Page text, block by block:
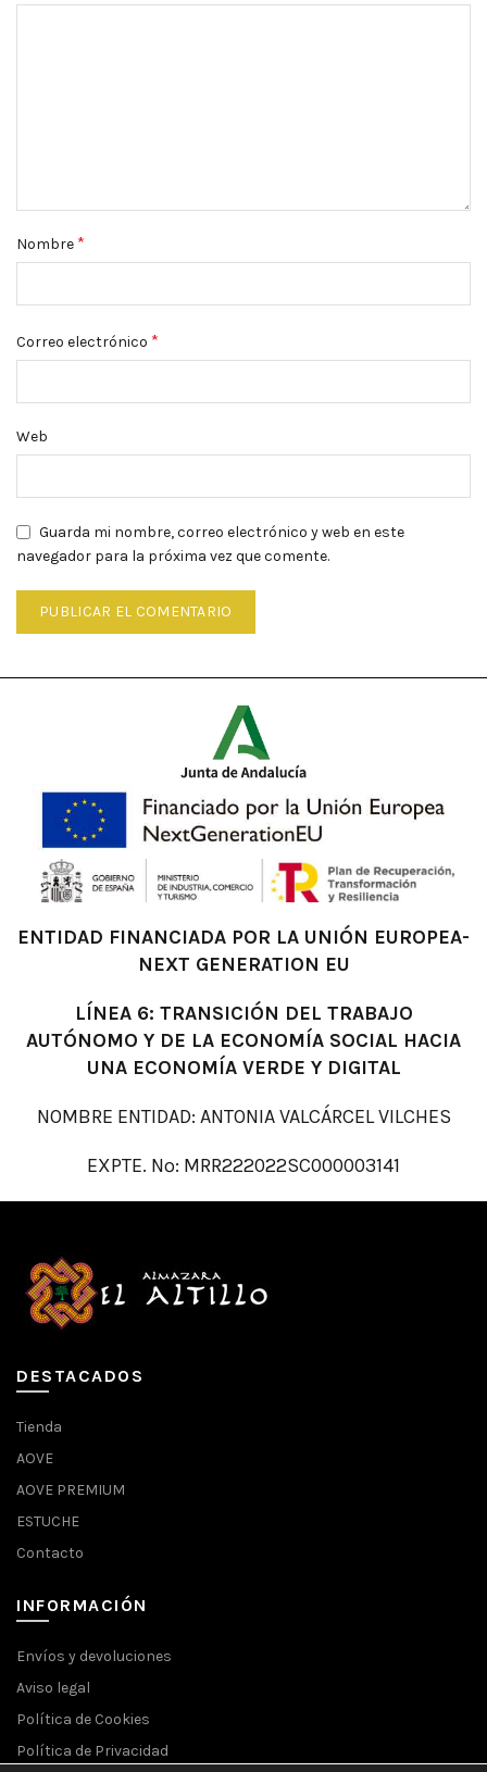
Nombre *
Correo electrónico *
Web
Guarda mi nombre, correo electrónico y web en este
navegador para la próxima vez que comente.
ENTIDAD FINANCIADA POR LA UNIÓN EUROPEA-
NEXT GENERATION EU
LÍNEA 6: TRANSICIÓN DEL TRABAJO
AUTÓNOMO Y DE LA ECONOMÍA SOCIAL HACIA
UNA ECONOMÍA VERDE Y DIGITAL
NOMBRE ENTIDAD: ANTONIA VALCÁRCEL VILCHES
EXPTE. Nº: MRR222022SC000003141
DESTACADOS
Tienda
AOVE
AOVE PREMIUM
ESTUCHE
Contacto
INFORMACIÓN
Envíos y devoluciones
Aviso legal
Política de Cookies
Política de Privacidad